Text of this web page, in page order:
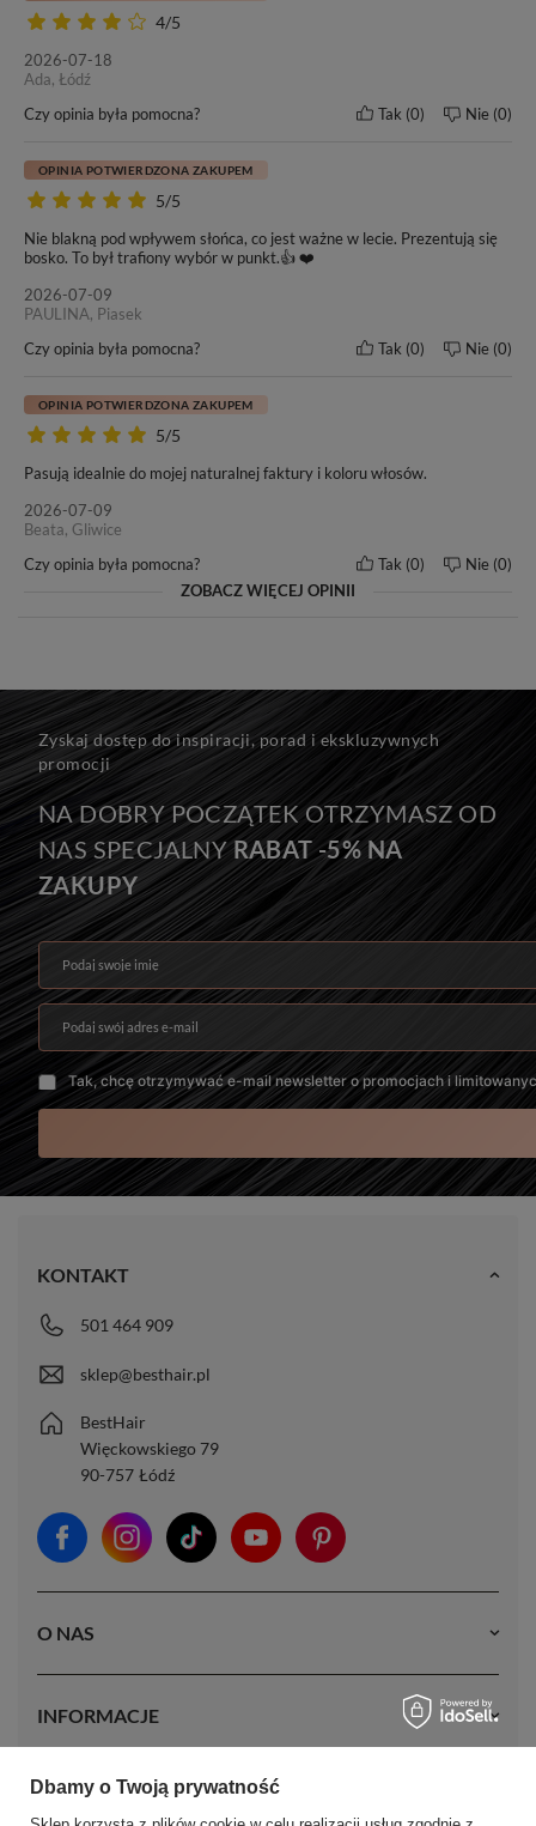
W tej ofercie kupujesz włosy o
odpowiednia długość dla Ciebie.
Naszym włosom zaufało wielu klientów oraz salonów
nasze motto pozostaje bez zmian -
satysfakcja”. Przekonaj się i Ty o doskonałej jakości włosów
Do każdego zakupu dołączamy ulotkę dotyczącą zasad
pielęgnacji i użytkowania włosów marki BestHair.
4/5
2026-07-18
Ada, Łódź
Czy opinia była pomocna?
Tak 0 Nie 0
5/5
OPINIA POTWIERDZONA ZAKUPEM
Nie blakną pod wpływem słońca, co jest ważne w lecie. Prezentują się
bosko. To był trafiony wybór w punkt.👍 ❤️
2026-07-09
PAULINA, Piasek
Czy opinia była pomocna?
Tak 0 Nie 0
5/5
OPINIA POTWIERDZONA ZAKUPEM
Pasują idealnie do mojej naturalnej faktury i koloru włosów.
2026-07-09
Beata, Gliwice
Czy opinia była pomocna?
Tak 0 Nie 0
ZOBACZ WIĘCEJ OPINII
Zyskaj dostęp do inspiracji, porad i ekskluzywnych
promocji
NA DOBRY POCZĄTEK OTRZYMASZ OD
NAS SPECJALNYRABAT -5% NA
ZAKUPY
Podaj swoje imię
Podaj swój adres e-mail
Tak, chcę otrzymywać e-mail newsletter o promocjach i
O NAS
INFORMACJE
MOJE KONTO
KONTAKT
501 464 909
sklep@besthair.pl
BestHair
Więckowskiego 79
90-757 Łódź
Dbamy o Twoją prywatność